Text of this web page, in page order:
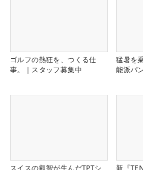
ゴルフの熱狂を、つくる仕
事。｜スタッフ募集中
猛暑を
能派パ
スイスの叡智が生んだTPTシ
新『